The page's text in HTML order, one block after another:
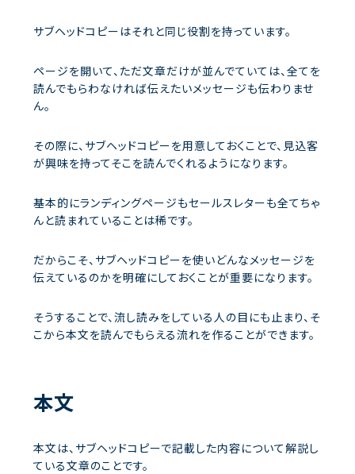
サブヘッドコピーはそれと同じ役割を持っています。
ページを開いて、ただ文章だけが並んでていては、全てを
読んでもらわなければ伝えたいメッセージも伝わりませ
ん。
その際に、サブヘッドコピーを用意しておくことで、見込客
が興味を持ってそこを読んでくれるようになります。
基本的にランディングページもセールスレターも全てちゃ
んと読まれていることは稀です。
だからこそ、サブヘッドコピーを使いどんなメッセージを
伝えているのかを明確にしておくことが重要になります。
そうすることで、流し読みをしている人の目にも止まり、そ
こから本文を読んでもらえる流れを作ることができます。
本文
本文は、サブヘッドコピーで記載した内容について解説し
ている文章のことです。